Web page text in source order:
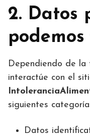
2. Datos
Dependiendo de la
interactúe con el
siguientes
Datos